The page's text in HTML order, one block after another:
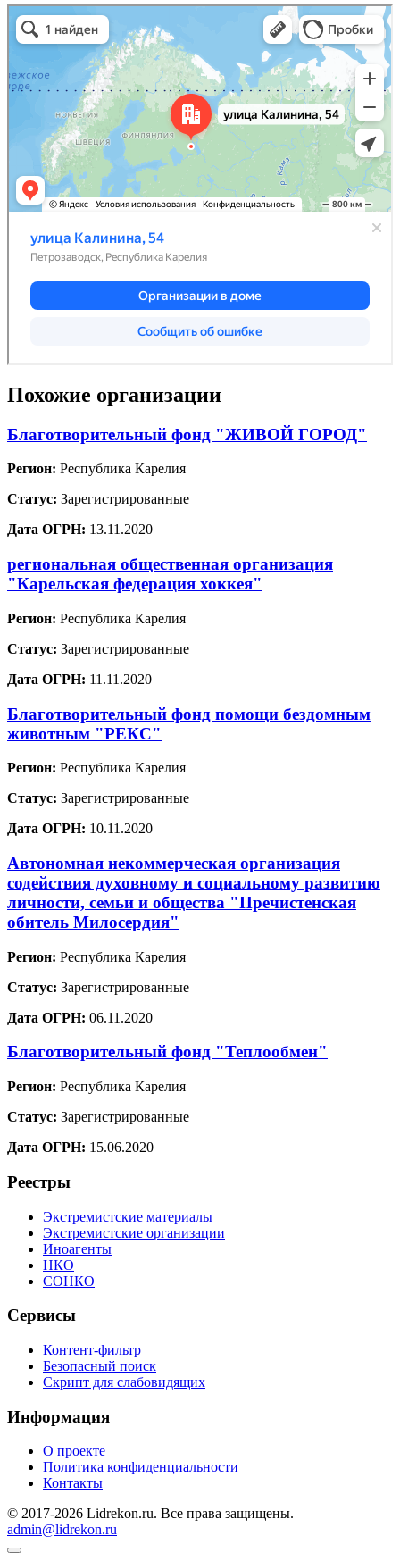
Похожие организации
Благотворительный фонд "ЖИВОЙ ГОРОД"
Регион: Республика Карелия
Статус: Зарегистрированные
Дата ОГРН: 13.11.2020
региональная общественная организация
"Карельская федерация хоккея"
Регион: Республика Карелия
Статус: Зарегистрированные
Дата ОГРН: 11.11.2020
Благотворительный фонд помощи бездомным
животным "РЕКС"
Регион: Республика Карелия
Статус: Зарегистрированные
Дата ОГРН: 10.11.2020
Автономная некоммерческая организация
содействия духовному и социальному развитию
личности, семьи и общества "Пречистенская
обитель Милосердия"
Регион: Республика Карелия
Статус: Зарегистрированные
Дата ОГРН: 06.11.2020
Благотворительный фонд "Теплообмен"
Регион: Республика Карелия
Статус: Зарегистрированные
Дата ОГРН: 15.06.2020
Реестры
Экстремистские материалы
Экстремистские организации
Иноагенты
НКО
СОНКО
Сервисы
Контент-фильтр
Безопасный поиск
Скрипт для слабовидящих
Информация
О проекте
Политика конфиденциальности
Контакты
© 2017-2026 Lidrekon.ru. Все права защищены.
admin@lidrekon.ru